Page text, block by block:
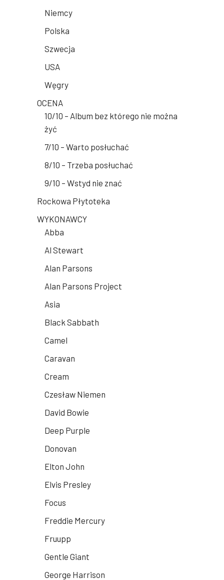
Niemcy
Polska
Szwecja
USA
Węgry
OCENA
10/10 – Album bez którego nie można
żyć
7/10 – Warto posłuchać
8/10 – Trzeba posłuchać
9/10 – Wstyd nie znać
Rockowa Płytoteka
WYKONAWCY
Abba
Al Stewart
Alan Parsons
Alan Parsons Project
Asia
Black Sabbath
Camel
Caravan
Cream
Czesław Niemen
David Bowie
Deep Purple
Donovan
Elton John
Elvis Presley
Focus
Freddie Mercury
Fruupp
Gentle Giant
George Harrison